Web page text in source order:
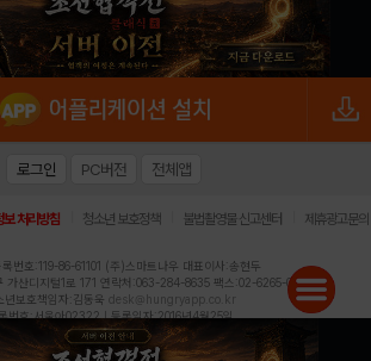
로그인 PC버전 전체앱
보 처리방침 청소년 보호정책 불법촬영물 신고센터 제휴광고문의
록번호:119-86-61101 (주)스마트나우 대표이사:송현두
가산디지털1로 171 연락처:063-284-8635 팩스:02-6265-0377
년보호책임자:김동욱 desk@hungryapp.co.kr
번호:서울아02322 | 등록일자:2016년4월25일
발행인:(주)스마트나우 송현두 | 편집인:김동욱